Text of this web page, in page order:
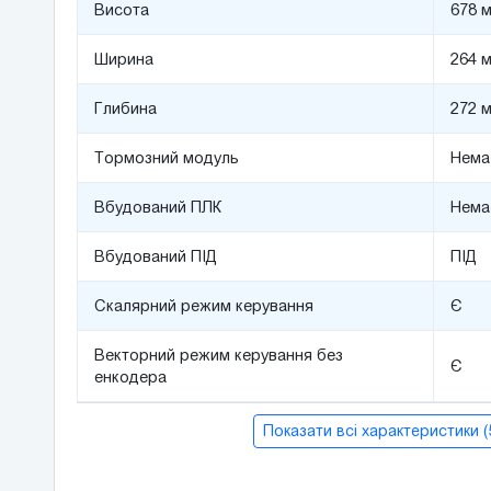
Висота 678
Ширина 264
Глибина 272
Тормозний модуль
Вбудований ПЛК
Вбудований ПІД ПІД
Скалярний режим керування Є
Векторний режим керування без
енкодера
Є
Показати всі характеристики